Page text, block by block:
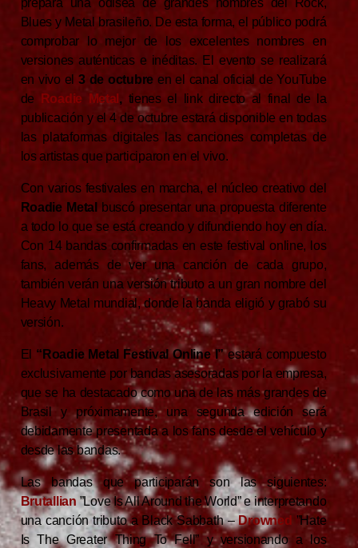
prepara una odisea de grandes nombres del Rock,
Blues y Metal brasileño. De esta forma, el público podrá
comprobar lo mejor de los excelentes nombres en
versiones auténticas e inéditas. El evento se realizará
en vivo el 3 de octubre en el canal oficial de YouTube
de
Roadie Metal , tienes el link directo al final de la
publicación y el 4 de octubre estará disponible en todas
las plataformas digitales las canciones completas de
los artistas que participaron en el vivo.
Con varios festivales en marcha, el núcleo creativo del
Roadie Metal
buscó presentar una propuesta diferente
a todo lo que se está creando y difundiendo hoy en día.
Con 14 bandas confirmadas en este festival online, los
fans, además de ver una canción de cada grupo,
también verán una versión tributo a un gran nombre del
Heavy Metal mundial, donde la banda eligió y grabó su
versión.
El “Roadie Metal Festival Online I”estará compuesto
exclusivamente por bandas asesoradas por la empresa,
que se ha destacado como una de las más grandes de
Brasil y próximamente, una segunda edición será
debidamente presentada a los fans desde el vehículo y
desde las bandas.
Las bandas que participarán son las siguientes:
Brutallian ”Love Is All Around the World” e interpretando
una canción tributo a Black Sabbath –Drowned ”Hate
Is The Greater Thing To Fell” y versionando a los